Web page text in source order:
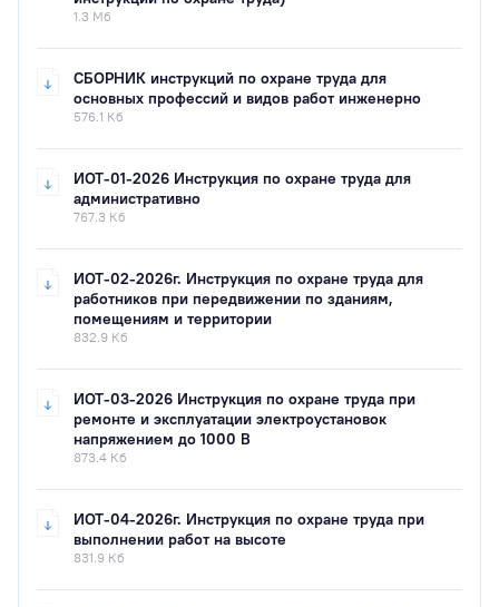
1.3 Мб
СБОРНИК инструкций по охране труда для
основных профессий и видов работ инженерно
576.1 Кб
ИОТ-01-2026 Инструкция по охране труда для
административно
767.3 Кб
ИОТ-02-2026г. Инструкция по охране труда для
работников при передвижении по зданиям,
помещениям и территории
832.9 Кб
ИОТ-03-2026 Инструкция по охране труда при
ремонте и эксплуатации электроустановок
напряжением до 1000 В
873.4 Кб
ИОТ-04-2026г. Инструкция по охране труда при
выполнении работ на высоте
831.9 Кб